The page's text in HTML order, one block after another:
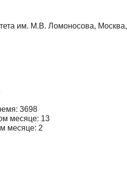
им. М.В. Ломоносова, Москва,
3698
месяце: 13
месяце: 2